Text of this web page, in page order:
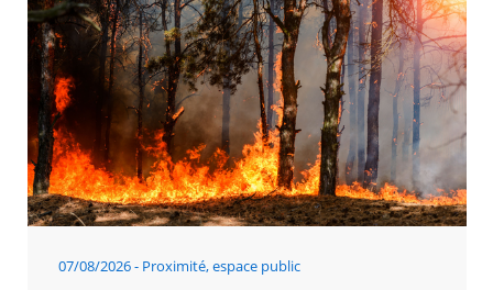
07/08/2026 Proximité, espace public